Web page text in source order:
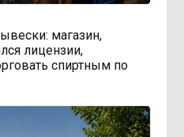
магазин,
лицензии,
спиртным по